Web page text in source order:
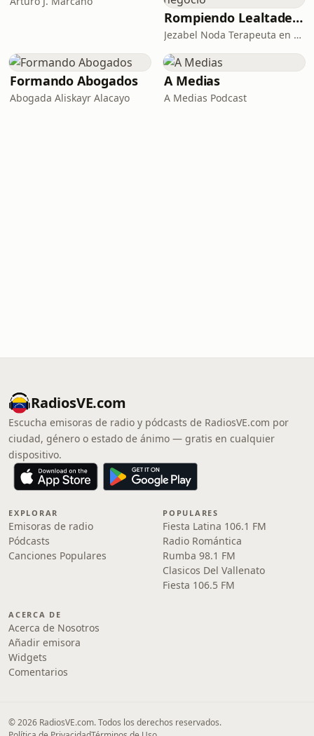
Rompiendo Lealtades - Conquista el exito de tu negocio
Jezabel Noda Terapeuta en PNL Experta en miedos, lealtades y creencias limitantes de empresarios
Formando Abogados
Abogada Aliskayr Alacayo
A Medias
A Medias Podcast
RadiosVE.com
Escucha emisoras de radio y pódcasts de RadiosVE.com por
ciudad, género o estado de ánimo — gratis en cualquier
dispositivo.
EXPLORAR
Emisoras de radio
Pódcasts
Canciones Populares
POPULARES
Fiesta Latina 106.1 FM
Radio Romántica
Rumba 98.1 FM
Clasicos Del Vallenato
Fiesta 106.5 FM
ACERCA DE
Acerca de Nosotros
Añadir emisora
Widgets
Comentarios
© 2026 RadiosVE.com. Todos los derechos reservados.